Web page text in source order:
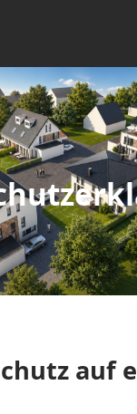
auf